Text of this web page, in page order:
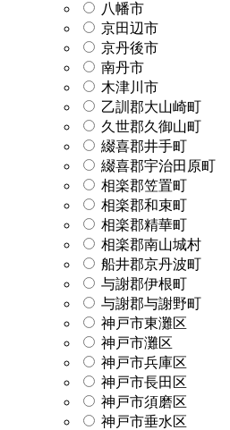
八幡市
京田辺市
京丹後市
南丹市
木津川市
乙訓郡大山崎町
久世郡久御山町
綴喜郡井手町
綴喜郡宇治田原町
相楽郡笠置町
相楽郡和束町
相楽郡精華町
相楽郡南山城村
船井郡京丹波町
与謝郡伊根町
与謝郡与謝野町
神戸市東灘区
神戸市灘区
神戸市兵庫区
神戸市長田区
神戸市須磨区
神戸市垂水区